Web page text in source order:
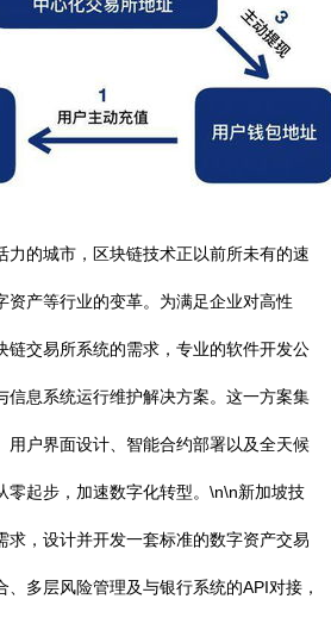
力的城市，区块链技术正以前所未有的速
资产等行业的变革。为满足企业对高性
链交易所系统的需求，专业的软件开发公
信息系统运行维护解决方案。这一方案集
用户界面设计、智能合约部署以及全天候
零起步，加速数字化转型。\n\n新加坡技
求，设计并开发一套标准的数字资产交易
多层风险管理及与银行系统的API对接，